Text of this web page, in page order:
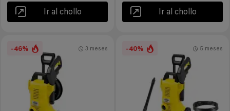
Ir al chollo Ir al chollo
-46% 3 meses -40% 5 meses